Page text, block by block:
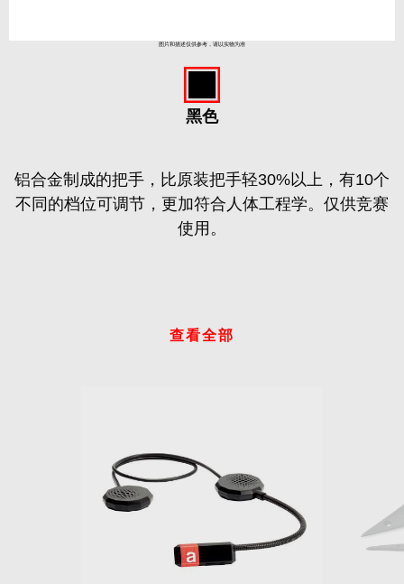
图片和描述仅供参考，请以实物为准
黑色
铝合金制成的把手，比原装把手轻30%以上，有10个
不同的档位可调节，更加符合人体工程学。仅供竞赛
使用。
查看全部